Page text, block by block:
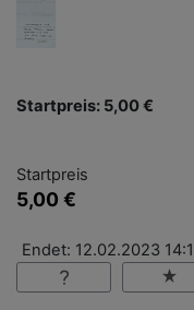
Startpreis: 5,00 €
Startpreis
5,00 €
Endet: 12.02.2023